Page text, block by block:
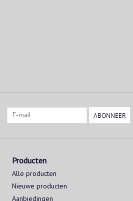
ABONNEER
Producten
Alle producten
Nieuwe producten
Aanbiedingen